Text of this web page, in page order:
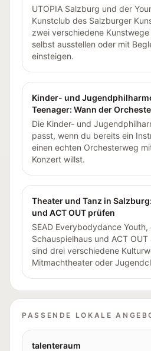
UTOPIA Salzburg und der
Kunstclub des Salzburger
zwei verschiedene
selbst ausstellen oder mit
einsteigen.
Kinder- und
Teenager: Wann der
Die Kinder- und
passt, wenn du bereits ein
einen echten Orchesterweg
Konzert willst.
Theater und Tanz in
und ACT OUT prüfen
SEAD Everybodydance
Schauspielhaus und ACT
sind drei verschiedene
Mitmachtheater oder
PASSENDE LOKALE
talenteraum